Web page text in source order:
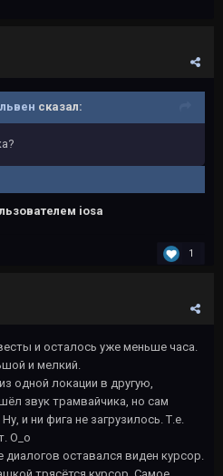
сказал:
iosa
1
и осталось уже меньше часа.
и мелкий.
одной локации в другую,
звук трамвайчика, но сам
и ни фига не загрузилось. Т.е.
О_о
оставался виден курсор.